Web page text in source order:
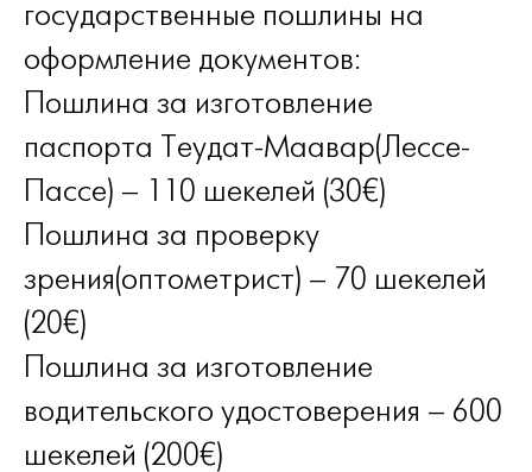
государственные пошлины на
оформление документов:
Пошлина за изготовление
паспорта Теудат-Маавар(Лессе-
Пассе) – 110 шекелей (30€)
Пошлина за проверку
зрения(оптометрист) – 70 шекелей
(20€)
Пошлина за изготовление
водительского удостоверения – 600
шекелей (200€)